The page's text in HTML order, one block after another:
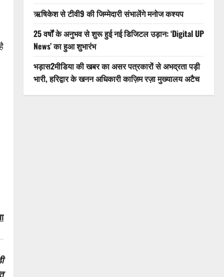
ऋषिकेश से टीवी9 की जिम्मेदारी संभालेंगे मनोज कश्यप
25 वर्षों के अनुभव से शुरू हुई नई डिजिटल उड़ान: ‘Digital UP
News’ का हुआ शुभारंभ
भड़ास2मीडिया की खबर का असर पत्रकारों से अभद्रता पड़ी
भारी, हरिद्वार के खनन अधिकारी काज़िम रज़ा मुख्यालय अटैच